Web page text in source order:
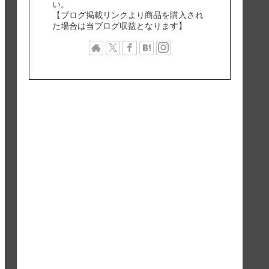
い。
【ブログ掲載リンクより商品を購入され
た場合は当ブログ収益となります】